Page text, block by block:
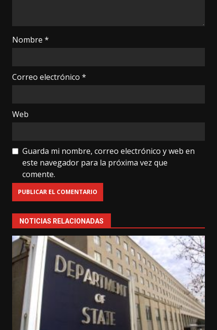
Nombre *
Correo electrónico *
Web
Guarda mi nombre, correo electrónico y web en
este navegador para la próxima vez que
comente.
NOTICIAS RELACIONADAS